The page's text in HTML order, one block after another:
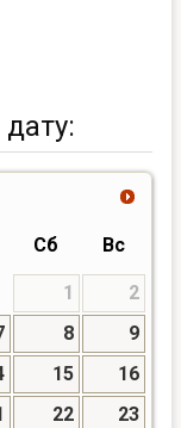
Сб Вс
1
2
8
9
15
16
22
23